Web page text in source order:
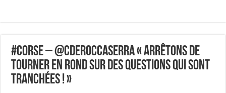
#Corse – @CdeRoccaSerra « Arrêtons de
tourner en rond sur des questions qui sont
tranchées ! »